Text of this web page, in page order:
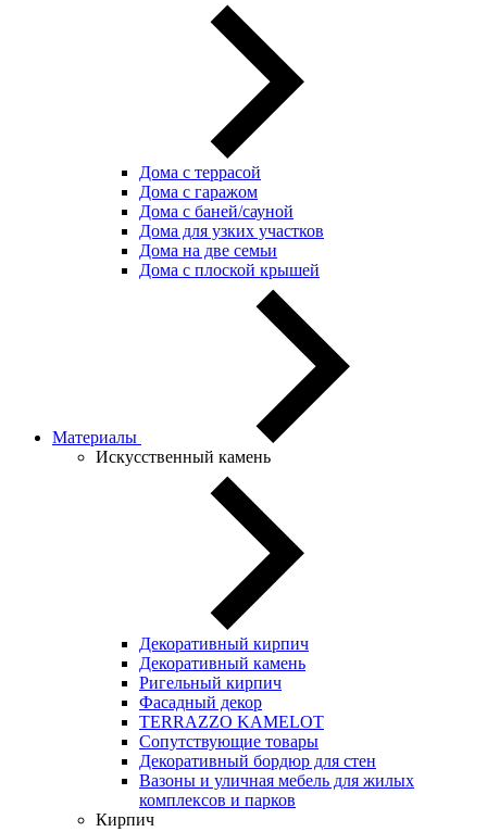
Дома с террасой
Дома с гаражом
Дома с баней/сауной
Дома для узких участков
Дома на две семьи
Дома с плоской крышей
Материалы
Искусственный камень
Декоративный кирпич
Декоративный камень
Ригельный кирпич
Фасадный декор
TERRAZZO KAMELOT
Сопутствующие товары
Декоративный бордюр для стен
Вазоны и уличная мебель для жилых
комплексов и парков
Кирпич